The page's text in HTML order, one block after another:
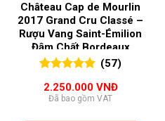
Château Cap de Mourlin
2017 Grand Cru Classé –
Rượu Vang Saint-Émilion
Đậm Chất Bordeaux
đánh giá
(57)
2.250.000 VNĐ
Đã bao gồm VAT